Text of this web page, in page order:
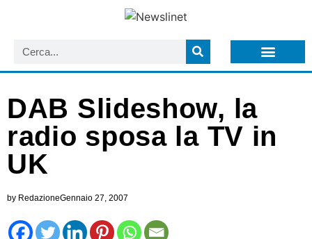
DAB Slideshow, la
radio sposa la TV in
UK
by RedazioneGennaio 27, 2007